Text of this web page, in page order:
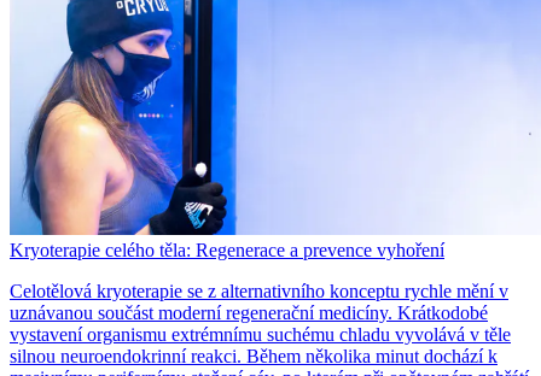
Kryoterapie celého těla: Regenerace a prevence vyhoření
Celotělová kryoterapie se z alternativního konceptu rychle mění v
uznávanou součást moderní regenerační medicíny. Krátkodobé
vystavení organismu extrémnímu suchému chladu vyvolává v těle
silnou neuroendokrinní reakci. Během několika minut dochází k